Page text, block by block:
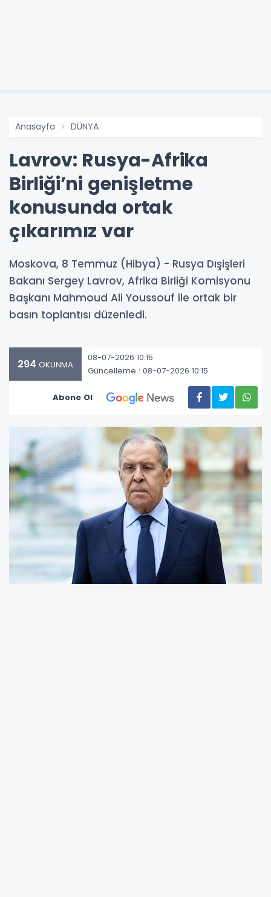
Anasayfa DÜNYA
Lavrov: Rusya-Afrika
Birliği’ni genişletme
konusunda ortak
çıkarımız var
Moskova, 8 Temmuz (Hibya) - Rusya Dışişleri
Bakanı Sergey Lavrov, Afrika Birliği Komisyonu
Başkanı Mahmoud Ali Youssouf ile ortak bir
basın toplantısı düzenledi.
294 OKUNMA
08-07-2026 10:15
Güncelleme : 08-07-2026 10:15
Abone Ol